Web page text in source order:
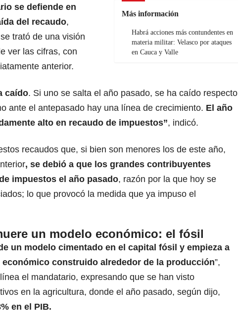
Más información
Habrá acciones más contundentes en
materia militar: Velasco por ataques
en Cauca y Valle
se defiende en
del recaudo,
trató de una visión
ver las cifras, con
anterior.
caído. Si uno se salta el año pasado, se ha caído respecto
ante el antepasado hay una línea de crecimiento. El año
alto en recaudo de impuestos”, indicó.
recaudos que, si bien son menores los de este año,
, se debió a que los grandes contribuyentes
impuestos el año pasado, razón por la que hoy se
lo que provocó la medida que ya impuso el
un modelo económico: el fósil
un modelo cimentado en el capital fósil y empieza a
económico construido alrededor de la producción”,
el mandatario, expresando que se han visto
en la agricultura, donde el año pasado, según dijo,
en el PIB.